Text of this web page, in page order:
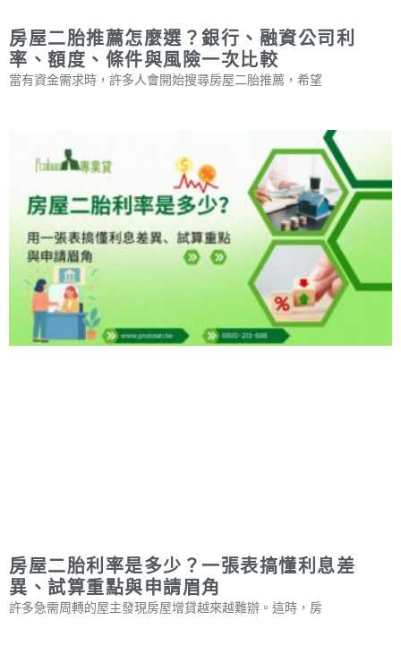
房屋二胎推薦怎麼選？銀行、融資公司利
率、額度、條件與風險一次比較
當有資金需求時，許多人會開始搜尋房屋二胎推薦，希望
房屋二胎利率是多少？一張表搞懂利息差
異、試算重點與申請眉角
許多急需周轉的屋主發現房屋增貸越來越難辦。這時，房